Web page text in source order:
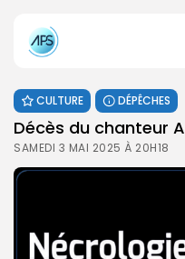
CULTURE DÉPÊCHES
Décès du chanteur
SAMEDI 3 MAI 2025 À 20H18